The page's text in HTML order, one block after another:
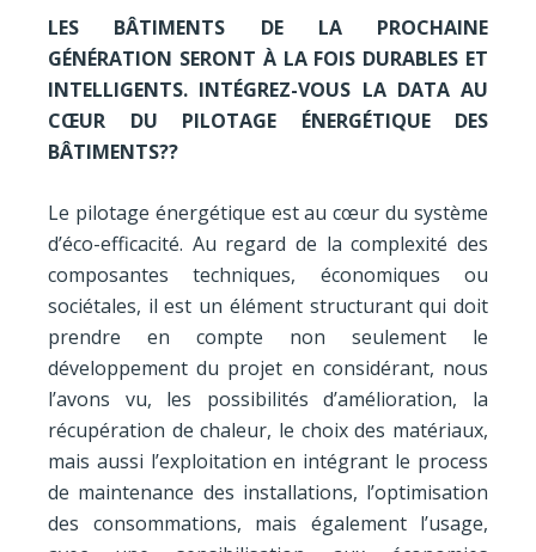
LES BÂTIMENTS DE LA PROCHAINE
GÉNÉRATION SERONT À LA FOIS DURABLES ET
INTELLIGENTS. INTÉGREZ-VOUS LA DATA AU
CŒUR DU PILOTAGE ÉNERGÉTIQUE DES
BÂTIMENTS??
Le pilotage énergétique est au cœur du système
d’éco-efficacité. Au regard de la complexité des
composantes techniques, économiques ou
sociétales, il est un élément structurant qui doit
prendre en compte non seulement le
développement du projet en considérant, nous
l’avons vu, les possibilités d’amélioration, la
récupération de chaleur, le choix des matériaux,
mais aussi l’exploitation en intégrant le process
de maintenance des installations, l’optimisation
des consommations, mais également l’usage,